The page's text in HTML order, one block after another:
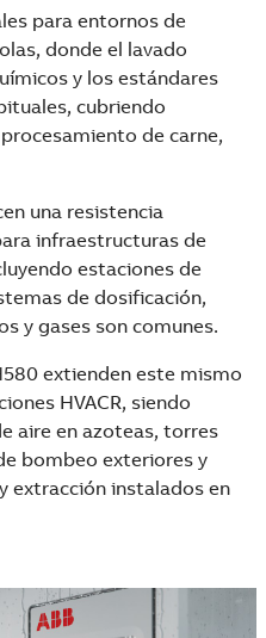
para entornos de
donde el lavado
y los estándares
cubriendo
de carne,
una resistencia
infraestructuras de
estaciones de
de dosificación,
y gases son comunes.
extienden este mismo
HVACR, siendo
aire en azoteas, torres
bombeo exteriores y
extracción instalados en